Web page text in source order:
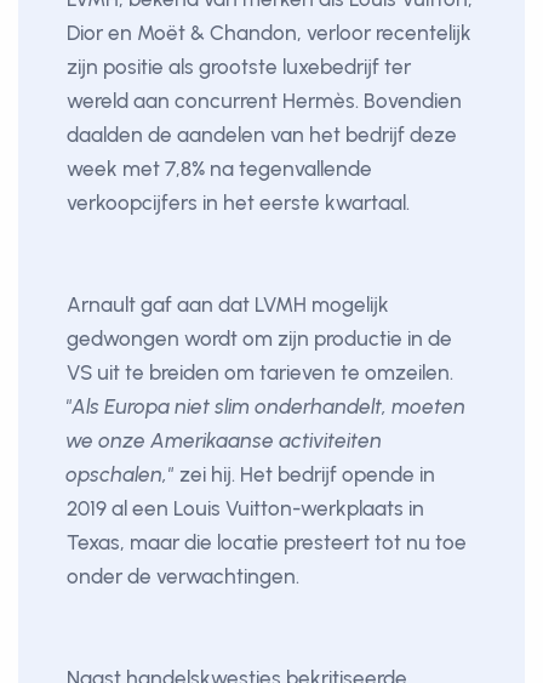
Dior en Moët & Chandon, verloor recentelijk
zijn positie als grootste luxebedrijf ter
wereld aan concurrent Hermès. Bovendien
daalden de aandelen van het bedrijf deze
week met 7,8% na tegenvallende
verkoopcijfers in het eerste kwartaal.
Arnault gaf aan dat LVMH mogelijk
gedwongen wordt om zijn productie in de
VS uit te breiden om tarieven te omzeilen.
"Als Europa niet slim onderhandelt, moeten
we onze Amerikaanse activiteiten
opschalen," zei hij. Het bedrijf opende in
2019 al een Louis Vuitton-werkplaats in
Texas, maar die locatie presteert tot nu toe
onder de verwachtingen.
Naast handelskwesties bekritiseerde